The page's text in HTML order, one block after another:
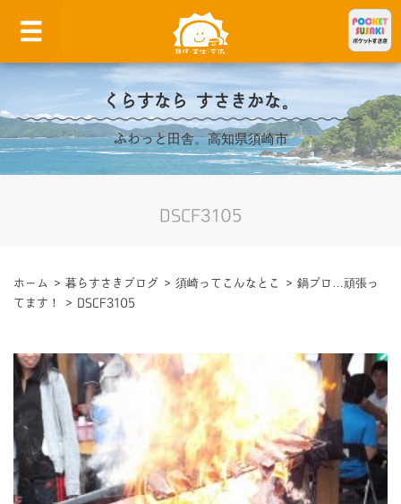
くらすなら すさきかな。
ふわっと田舎。高知県須崎市
DSCF3105
ホーム > 暮らすさきブログ > 須崎ってこんなとこ > 鍋プロ…頑張っ
てます！
> DSCF3105